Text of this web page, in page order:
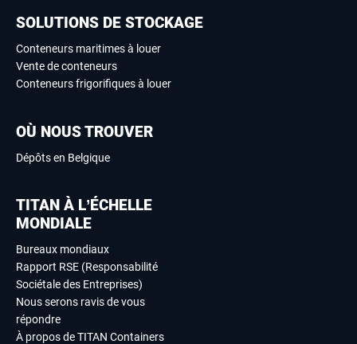
SOLUTIONS DE STOCKAGE
Conteneurs maritimes à louer
Vente de conteneurs
Conteneurs frigorifiques à louer
OÙ NOUS TROUVER
Dépôts en Belgique
TITAN À L’ÉCHELLE
MONDIALE
Bureaux mondiaux
Rapport RSE (Responsabilité
Sociétale des Entreprises)
Nous serons ravis de vous
répondre
À propos de TITAN Containers